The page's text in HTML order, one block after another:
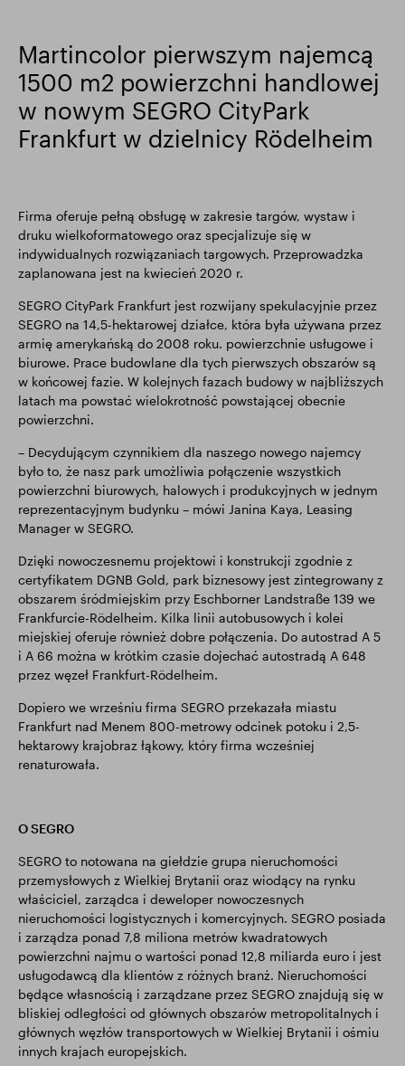
Martincolor pierwszym najemcą
1500 m2 powierzchni handlowej
w nowym SEGRO CityPark
Frankfurt w dzielnicy Rödelheim
Firma oferuje pełną obsługę w zakresie targów, wystaw i
druku wielkoformatowego oraz specjalizuje się w
indywidualnych rozwiązaniach targowych. Przeprowadzka
zaplanowana jest na kwiecień 2020 r.
SEGRO CityPark Frankfurt jest rozwijany spekulacyjnie przez
SEGRO na 14,5-hektarowej działce, która była używana przez
armię amerykańską do 2008 roku. powierzchnie usługowe i
biurowe. Prace budowlane dla tych pierwszych obszarów są
w końcowej fazie. W kolejnych fazach budowy w najbliższych
latach ma powstać wielokrotność powstającej obecnie
powierzchni.
– Decydującym czynnikiem dla naszego nowego najemcy
było to, że nasz park umożliwia połączenie wszystkich
powierzchni biurowych, halowych i produkcyjnych w jednym
reprezentacyjnym budynku – mówi Janina Kaya, Leasing
Manager w SEGRO.
Dzięki nowoczesnemu projektowi i konstrukcji zgodnie z
certyfikatem DGNB Gold, park biznesowy jest zintegrowany z
obszarem śródmiejskim przy Eschborner Landstraße 139 we
Frankfurcie-Rödelheim. Kilka linii autobusowych i kolei
miejskiej oferuje również dobre połączenia. Do autostrad A 5
i A 66 można w krótkim czasie dojechać autostradą A 648
przez węzeł Frankfurt-Rödelheim.
Dopiero we wrześniu firma SEGRO przekazała miastu
Frankfurt nad Menem 800-metrowy odcinek potoku i 2,5-
hektarowy krajobraz łąkowy, który firma wcześniej
renaturowała.
O SEGRO
SEGRO to notowana na giełdzie grupa nieruchomości
przemysłowych z Wielkiej Brytanii oraz wiodący na rynku
właściciel, zarządca i deweloper nowoczesnych
nieruchomości logistycznych i komercyjnych. SEGRO posiada
i zarządza ponad 7,8 miliona metrów kwadratowych
powierzchni najmu o wartości ponad 12,8 miliarda euro i jest
usługodawcą dla klientów z różnych branż. Nieruchomości
będące własnością i zarządzane przez SEGRO znajdują się w
bliskiej odległości od głównych obszarów metropolitalnych i
głównych węzłów transportowych w Wielkiej Brytanii i ośmiu
innych krajach europejskich.